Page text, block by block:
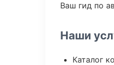
Ваш гид по
Наши
Каталог